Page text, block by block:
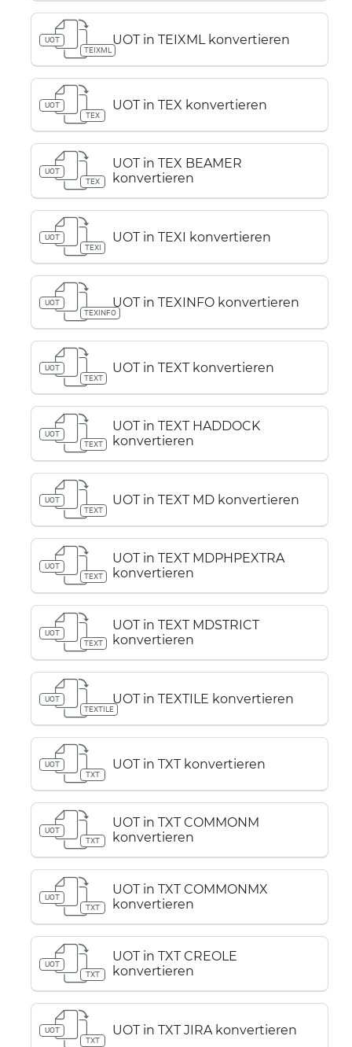
UOT
TEIXML
UOT in TEIXML konvertieren
UOT
TEX
UOT in TEX konvertieren
UOT
TEX
UOT in TEX BEAMER
konvertieren
UOT
TEXI
UOT in TEXI konvertieren
UOT
TEXINFO
UOT in TEXINFO konvertieren
UOT
TEXT
UOT in TEXT konvertieren
UOT
TEXT
UOT in TEXT HADDOCK
konvertieren
UOT
TEXT
UOT in TEXT MD konvertieren
UOT
TEXT
UOT in TEXT MDPHPEXTRA
konvertieren
UOT
TEXT
UOT in TEXT MDSTRICT
konvertieren
UOT
TEXTILE
UOT in TEXTILE konvertieren
UOT
TXT
UOT in TXT konvertieren
UOT
TXT
UOT in TXT COMMONM
konvertieren
UOT
TXT
UOT in TXT COMMONMX
konvertieren
UOT
TXT
UOT in TXT CREOLE
konvertieren
UOT
TXT
UOT in TXT JIRA konvertieren